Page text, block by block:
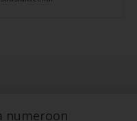
numeroon